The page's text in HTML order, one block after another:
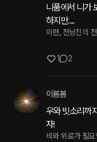
니품에서 니가
하지만....
미련, 전남친의
1 2
이봄봄
우와 빗소리까
자!
비와 위로가 필요